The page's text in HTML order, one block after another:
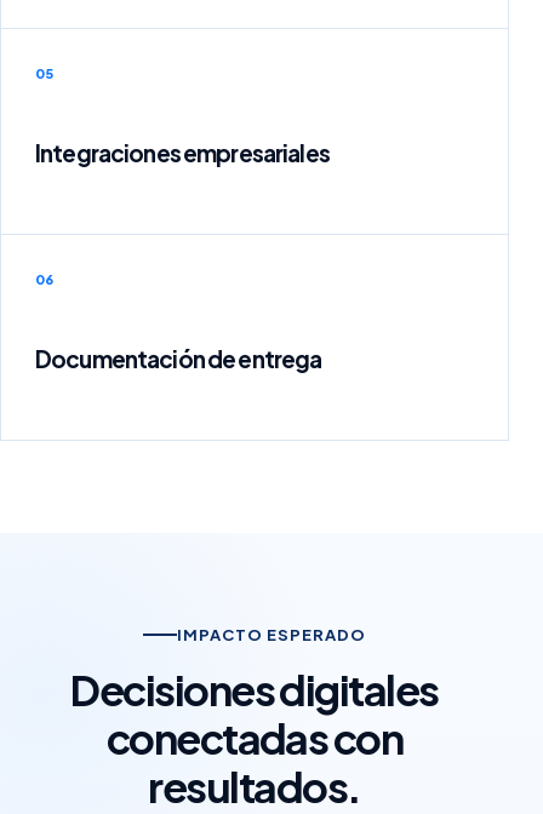
05
Integraciones empresariales
06
Documentación de entrega
IMPACTO ESPERADO
Decisiones digitales
conectadas con
resultados.